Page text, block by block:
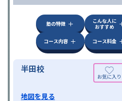
塾の特徴
こんな人に
おすすめ
コース内容
コース料金
半田校
地図を見る